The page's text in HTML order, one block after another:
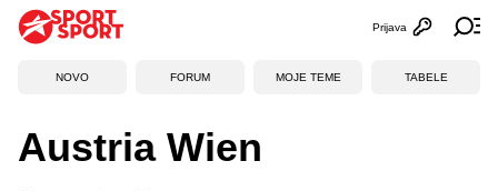
Otvori
Prijava
NOVO FORUM MOJE TEME TABELE
Austria Wien